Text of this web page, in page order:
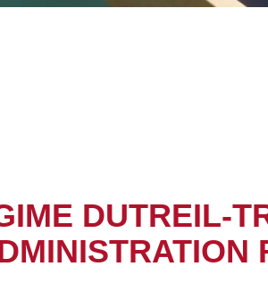
DUTREIL-